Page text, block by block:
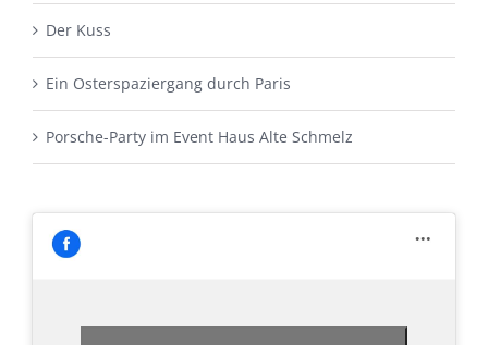
Der Kuss
Ein Osterspaziergang durch Paris
Porsche-Party im Event Haus Alte Schmelz